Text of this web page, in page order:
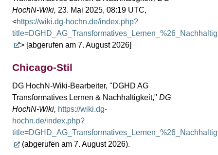
HochN-Wiki, 23. Mai 2025, 08:19 UTC,
<https://wiki.dg-hochn.de/index.php?
> [abgerufen am 7. August 2026]
Chicago-Stil
DG HochN-Wiki-Bearbeiter, "DGHD AG
Transformatives Lernen & Nachhaltigkeit," DG
HochN-Wiki, https://wiki.dg-
hochn.de/index.php?
(abgerufen am 7. August 2026).